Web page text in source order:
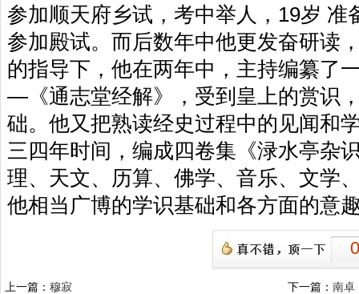
参加顺天府乡试，考中举人，19岁 准
参加殿试。而后数年中他更发奋研读
的指导下，他在两年中，主持编纂了
—《通志堂经解》，受到皇上的赏识
础。他又把熟读经史过程中的见闻和
三四年时间，编成四卷集《渌水亭杂
理、天文、历算、佛学、音乐、文学
他相当广博的学识基础和各方面的意
上一篇： 穆寂 下一篇：南卓